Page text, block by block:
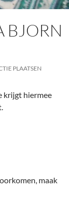
BJORN
PLAATSEN
krijgt hiermee
maak